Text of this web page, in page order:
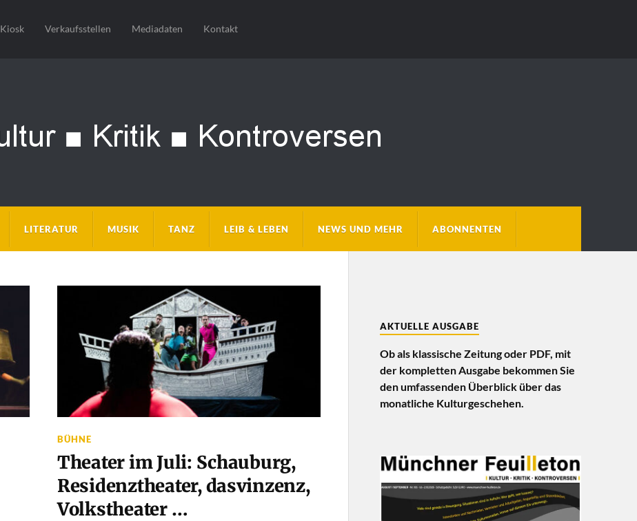
Kiosk Verkaufsstellen Mediadaten Kontakt
LITERATUR MUSIK TANZ LEIB & LEBEN NEWS UND MEHR ABONNENTEN
BÜHNE
Theater im Juli: Schauburg,
Residenztheater, dasvinzenz,
Volkstheater …
AKTUELLE AUSGABE
Ob als klassische Zeitung oder PDF, mit
der kompletten Ausgabe bekommen Sie
den umfassenden Überblick über das
monatliche Kulturgeschehen.